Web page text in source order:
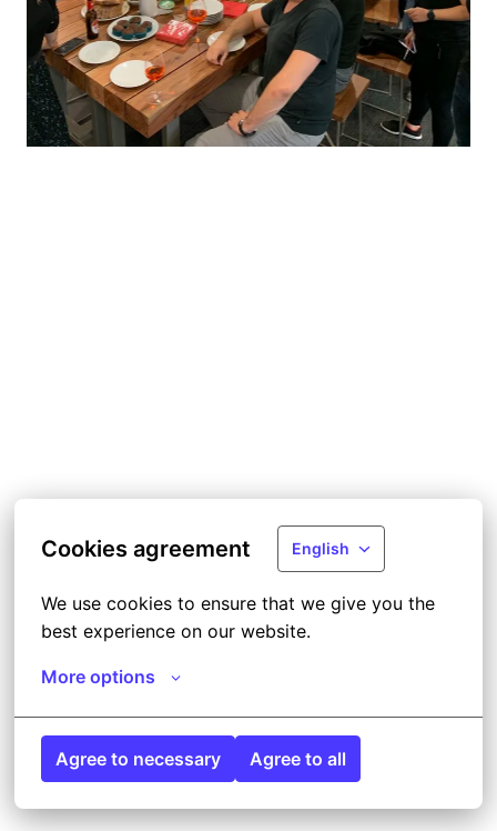
Cookies agreement English
We use cookies to ensure that we give you the
best experience on our website.
More options
Agree to necessary Agree to all